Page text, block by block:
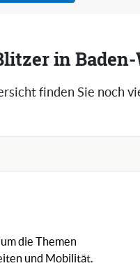
in
finden Sie noch
die Themen
und Mobilität.